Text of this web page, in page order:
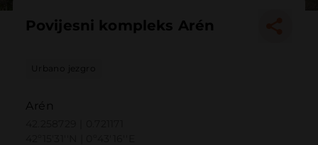
Povijesni kompleks Arén
Urbano jezgro
Arén